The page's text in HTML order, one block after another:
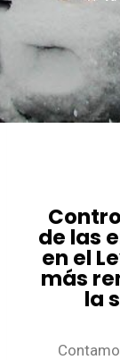
de las
en el
más
la